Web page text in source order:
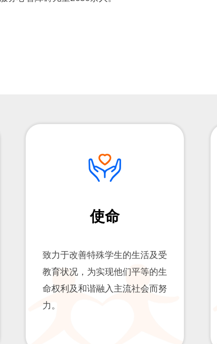
使命
致力于改善特殊学生的生活及受
教育状况，为实现他们平等的生
命权利及和谐融入主流社会而努
力。